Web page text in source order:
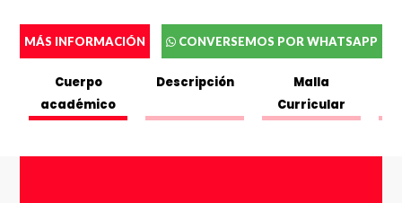
MÁS INFORMACIÓN CONVERSEMOS POR WHATSAPP
Cuerpo
académico
Descripción
Malla
Curricular
Nombres*
Apellidos*